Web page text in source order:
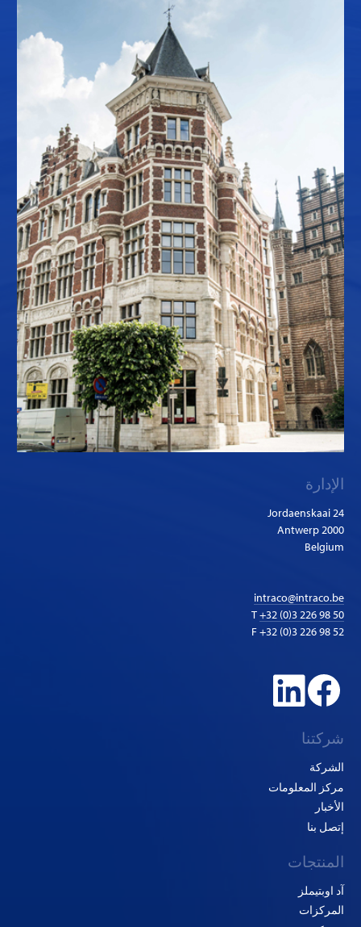
الإدارة
Jordaenskaai 24
2000 Antwerp
Belgium
intraco@intraco.be
T+32 (0)3 226 98 50
F +32 (0)3 226 98 52
شركتنا
الشركة
مركز المعلومات
الأخبار
إتصل بنا
المنتجات
آد اوبتيملز
المركزات